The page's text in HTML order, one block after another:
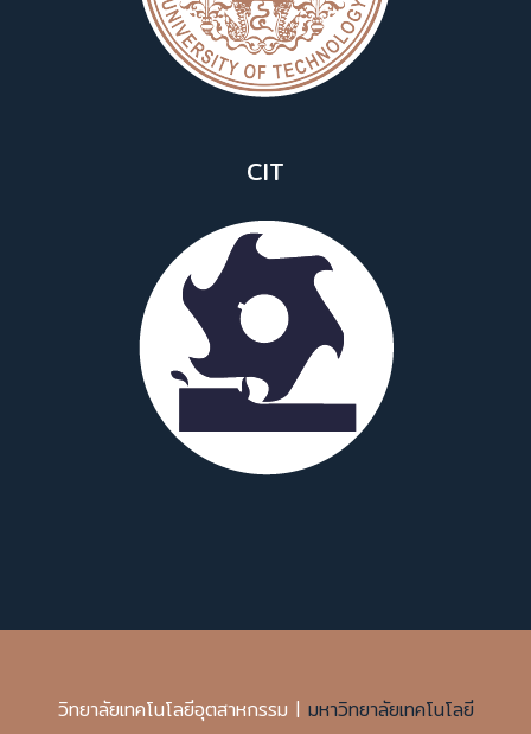
CIT
วิทยาลัยเทคโนโลยีอุตสาหกรรม | มหาวิทยาลัยเทคโนโลยี